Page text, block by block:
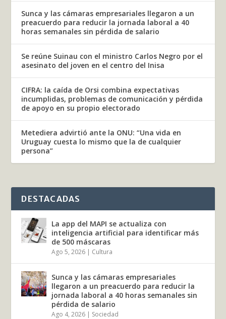
Sunca y las cámaras empresariales llegaron a un
preacuerdo para reducir la jornada laboral a 40
horas semanales sin pérdida de salario
Se reúne Suinau con el ministro Carlos Negro por el
asesinato del joven en el centro del Inisa
CIFRA: la caída de Orsi combina expectativas
incumplidas, problemas de comunicación y pérdida
de apoyo en su propio electorado
Metediera advirtió ante la ONU: “Una vida en
Uruguay cuesta lo mismo que la de cualquier
persona”
DESTACADAS
La app del MAPI se actualiza con
inteligencia artificial para identificar más
de 500 máscaras
Ago 5, 2026 | Cultura
Sunca y las cámaras empresariales
llegaron a un preacuerdo para reducir la
jornada laboral a 40 horas semanales sin
pérdida de salario
Ago 4, 2026 | Sociedad